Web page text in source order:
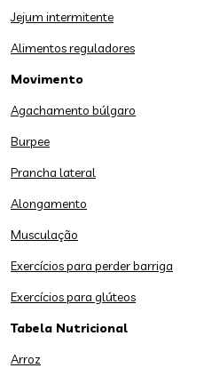
Jejum intermitente
Alimentos reguladores
Movimento
Agachamento búlgaro
Burpee
Prancha lateral
Alongamento
Musculação
Exercícios para perder barriga
Exercícios para glúteos
Tabela Nutricional
Arroz